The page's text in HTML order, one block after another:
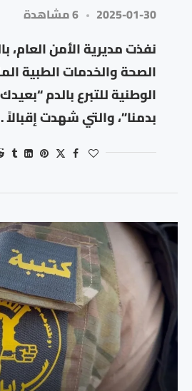
2025-01-30 6 مشاهدة
نفذت مديرية الأمن العام،
الصحة والخدمات الطبية
الوطنية للتبرع بالدم
بدمنا”، والتي شهدت